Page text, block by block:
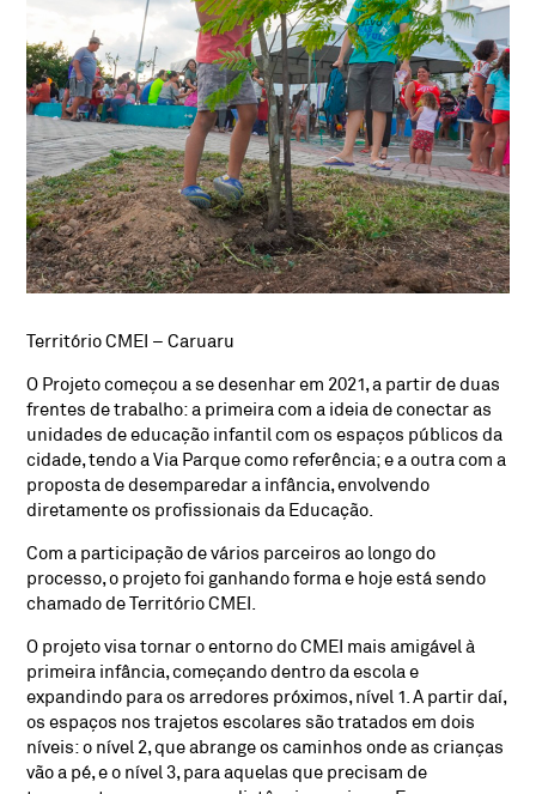
Território CMEI – Caruaru
O Projeto começou a se desenhar em 2021, a partir de duas
frentes de trabalho: a primeira com a ideia de conectar as
unidades de educação infantil com os espaços públicos da
cidade, tendo a Via Parque como referência; e a outra com a
proposta de desemparedar a infância, envolvendo
diretamente os profissionais da Educação.
Com a participação de vários parceiros ao longo do
processo, o projeto foi ganhando forma e hoje está sendo
chamado de Território CMEI.
O projeto visa tornar o entorno do CMEI mais amigável à
primeira infância, começando dentro da escola e
expandindo para os arredores próximos, nível 1. A partir daí,
os espaços nos trajetos escolares são tratados em dois
níveis: o nível 2, que abrange os caminhos onde as crianças
vão a pé, e o nível 3, para aquelas que precisam de